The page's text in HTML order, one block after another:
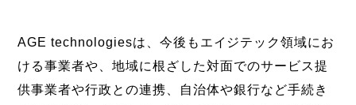
AGE technologiesは、今後もエイジテック領域にお
ける事業者や、地域に根ざした対面でのサービス提
供事業者や行政との連携、自治体や銀行など手続き